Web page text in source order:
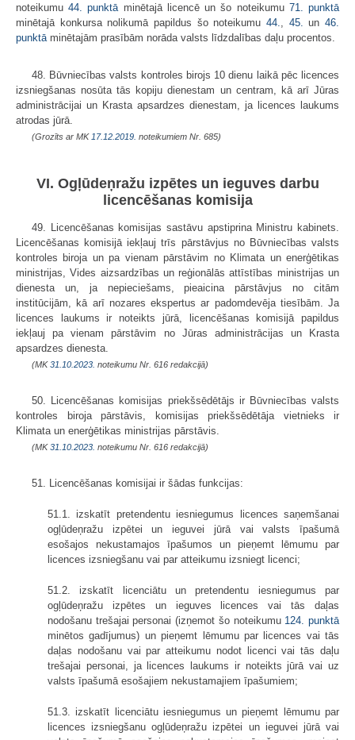
noteikumu44. punktāminētajā licencē un šo noteikumu 71. punktā
minētajā konkursa nolikumā papildus šo noteikumu 44., 45.un46.
punktāminētajām prasībām norāda valsts līdzdalības daļu procentos.
48. Būvniecības valsts kontroles birojs 10 dienu laikā pēc licences
izsniegšanas nosūta tās kopiju dienestam un centram, kā arī Jūras
administrācijai un Krasta apsardzes dienestam, ja licences laukums
atrodas jūrā.
(Grozīts ar MK 17.12.2019. noteikumiem Nr. 685)
VI. Ogļūdeņražu izpētes un ieguves darbu
licencēšanas komisija
49. Licencēšanas komisijas sastāvu apstiprina Ministru kabinets.
Licencēšanas komisijā iekļauj trīs pārstāvjus no Būvniecības valsts
kontroles biroja un pa vienam pārstāvim no Klimata un enerģētikas
ministrijas, Vides aizsardzības un reģionālās attīstības ministrijas un
dienesta un, ja nepieciešams, pieaicina pārstāvjus no citām
institūcijām, kā arī nozares ekspertus ar padomdevēja tiesībām. Ja
licences laukums ir noteikts jūrā, licencēšanas komisijā papildus
iekļauj pa vienam pārstāvim no Jūras administrācijas un Krasta
apsardzes dienesta.
(MK31.10.2023. noteikumu Nr. 616 redakcijā)
50. Licencēšanas komisijas priekšsēdētājs ir Būvniecības valsts
kontroles biroja pārstāvis, komisijas priekšsēdētāja vietnieks ir
Klimata un enerģētikas ministrijas pārstāvis.
(MK31.10.2023. noteikumu Nr. 616 redakcijā)
51. Licencēšanas komisijai ir šādas funkcijas:
51.1. izskatīt pretendentu iesniegumus licences saņemšanai
ogļūdeņražu izpētei un ieguvei jūrā vai valsts īpašumā
esošajos nekustamajos īpašumos un pieņemt lēmumu par
licences izsniegšanu vai par atteikumu izsniegt licenci;
51.2. izskatīt licenciātu un pretendentu iesniegumus par
ogļūdeņražu izpētes un ieguves licences vai tās daļas
nodošanu trešajai personai (izņemot šo noteikumu 124. punktā
minētos gadījumus) un pieņemt lēmumu par licences vai tās
daļas nodošanu vai par atteikumu nodot licenci vai tās daļu
trešajai personai, ja licences laukums ir noteikts jūrā vai uz
valsts īpašumā esošajiem nekustamajiem īpašumiem;
51.3. izskatīt licenciātu iesniegumus un pieņemt lēmumu par
licences izsniegšanu ogļūdeņražu izpētei un ieguvei jūrā vai